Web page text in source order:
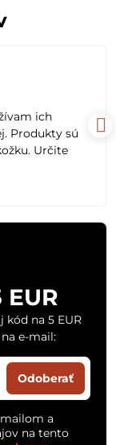
ich
Produkty sú
Určite
EUR
kód na 5 EUR
e-mail:
Odoberať
a
na tento